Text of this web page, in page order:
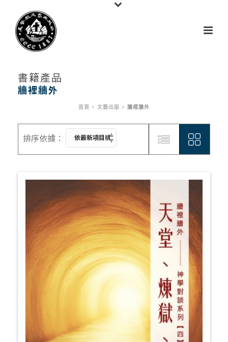
書籍產品
首頁 > 文藝出版 > 牆裡牆外
牆裡牆外